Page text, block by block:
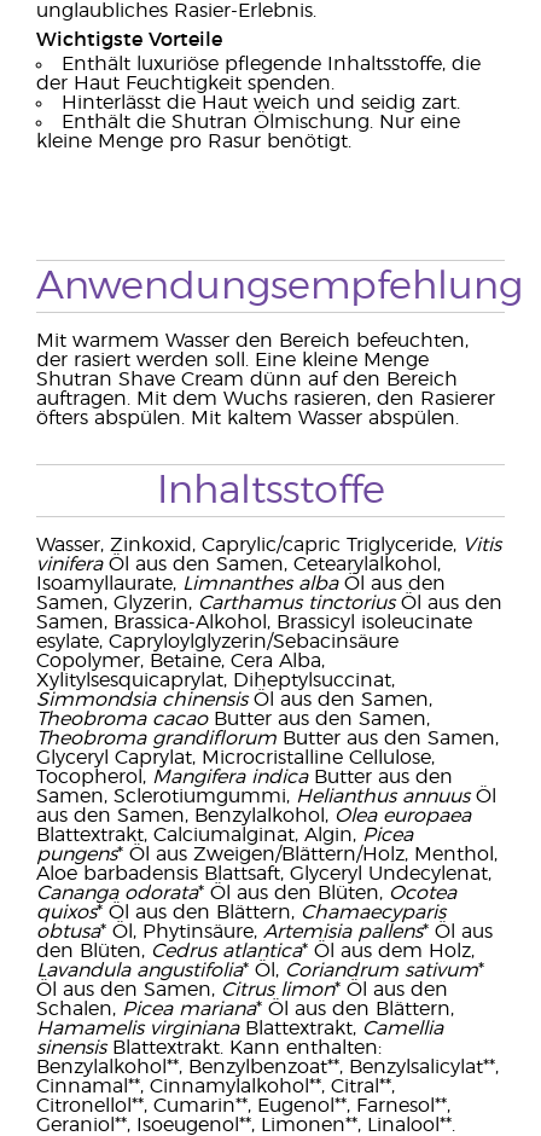
unglaubliches Rasier-Erlebnis.
Wichtigste Vorteile
Enthält luxuriöse pflegende Inhaltsstoffe, die
der Haut Feuchtigkeit spenden.
Hinterlässt die Haut weich und seidig zart.
Enthält die Shutran Ölmischung. Nur eine
kleine Menge pro Rasur benötigt.
Anwendungsempfehlung
Mit warmem Wasser den Bereich befeuchten,
der rasiert werden soll. Eine kleine Menge
Shutran Shave Cream dünn auf den Bereich
auftragen. Mit dem Wuchs rasieren, den Rasierer
öfters abspülen. Mit kaltem Wasser abspülen.
Inhaltsstoffe
Wasser, Zinkoxid, Caprylic/capric Triglyceride, Vitis
viniferaÖl aus den Samen, Cetearylalkohol,
Isoamyllaurate, Limnanthes albaÖl aus den
Samen, Glyzerin, Carthamus tinctoriusÖl aus den
Samen, Brassica-Alkohol, Brassicyl isoleucinate
esylate, Capryloylglyzerin/Sebacinsäure
Copolymer, Betaine, Cera Alba,
Xylitylsesquicaprylat, Diheptylsuccinat,
Simmondsia chinensisÖl aus den Samen,
Theobroma cacaoButter aus den Samen,
Theobroma grandiflorum Butter aus den Samen,
Glyceryl Caprylat, Microcristalline Cellulose,
Tocopherol, Mangifera indicaButter aus den
Samen, Sclerotiumgummi, Helianthus annuusÖl
aus den Samen, Benzylalkohol, Olea europaea
Blattextrakt, Calciumalginat, Algin, Picea
pungens* Öl aus Zweigen/Blättern/Holz, Menthol,
Aloe barbadensis Blattsaft, Glyceryl Undecylenat,
Cananga odorata* Öl aus den Blüten, Ocotea
quixos* Öl aus den Blättern, Chamaecyparis
obtusa* Öl, Phytinsäure, Artemisia pallens* Öl aus
den Blüten, Cedrus atlantica* Öl aus dem Holz,
Lavandula angustifolia* Öl, Coriandrum sativum*
Öl aus den Samen, Citrus limon* Öl aus den
Schalen, Picea mariana* Öl aus den Blättern,
Hamamelis virginianaBlattextrakt, Camellia
sinensisBlattextrakt. Kann enthalten:
Benzylalkohol**, Benzylbenzoat**, Benzylsalicylat**,
Cinnamal**, Cinnamylalkohol**, Citral**,
Citronellol**, Cumarin**, Eugenol**, Farnesol**,
Geraniol**, Isoeugenol**, Limonen**, Linalool**.